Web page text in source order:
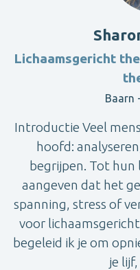
Lichaamsgericht
Baarn
Introductie Veel
hoofd:
begrijpen. Tot hun
aangeven dat het
spanning, stress of
voor
begeleid ik je om
je